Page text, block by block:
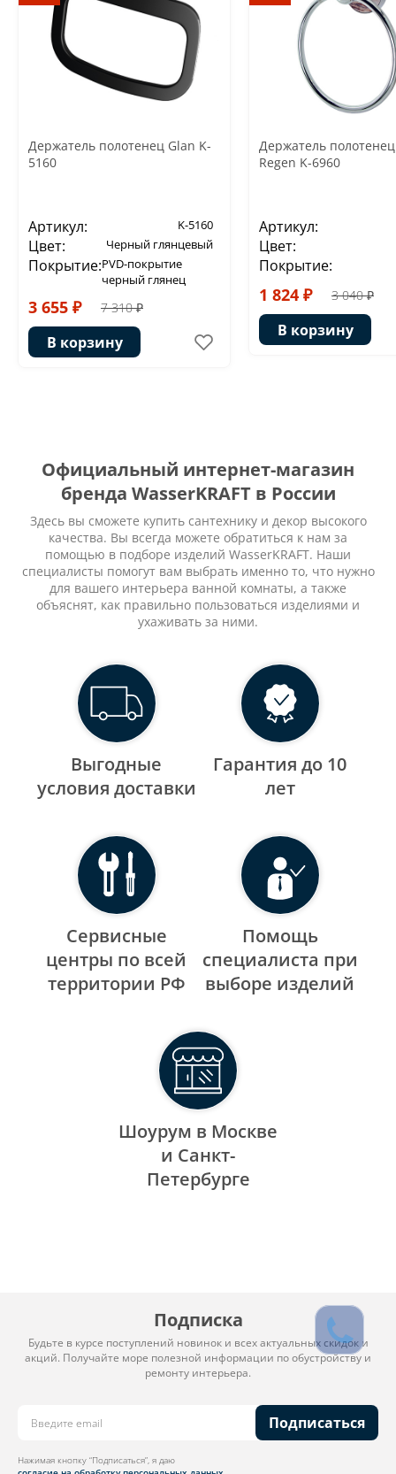
Держатель полотенец Glan K-
5160
Артикул: K-5160
Цвет: Черный глянцевый
Покрытие:PVD-покрытие
черный глянец
3 655 ₽ 7 310 ₽
В корзину
Держатель
Regen K-6960
Артикул:
Цвет:
Покрытие:
1 824 ₽ 3 040 ₽
В корзину
Официальный интернет-магазин
бренда WasserKRAFT в России
Здесь вы сможете купить сантехнику и декор высокого
качества. Вы всегда можете обратиться к нам за
помощью в подборе изделий WasserKRAFT. Наши
специалисты помогут вам выбрать именно то, что нужно
для вашего интерьера ванной комнаты, а также
объяснят, как правильно пользоваться изделиями и
ухаживать за ними.
Выгодные
уcловия доставки
Гарантия до 10
лет
Сервисные
центры по всей
территории РФ
Помощь
специалиста при
выборе изделий
Шоурум в Москве
и Санкт-
Петербурге
Подписка
Будьте в курсе поступлений новинок и всех актуальных скидок и
акций. Получайте море полезной информации по обустройству и
ремонту интерьера.
Подписаться
Нажимая кнопку “Подписаться”, я даю